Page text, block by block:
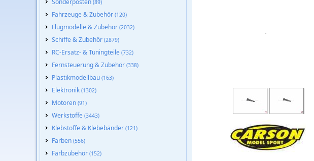
Sonderposten (89)
Fahrzeuge & Zubehör (120)
Flugmodelle & Zubehör (2032)
Schiffe & Zubehör (2879)
RC-Ersatz- & Tuningteile (732)
Fernsteuerung & Zubehör (338)
Plastikmodellbau (163)
Elektronik (1302)
Motoren (91)
Werkstoffe (3443)
Klebstoffe & Klebebänder (121)
Farben (556)
Farbzubehör (152)